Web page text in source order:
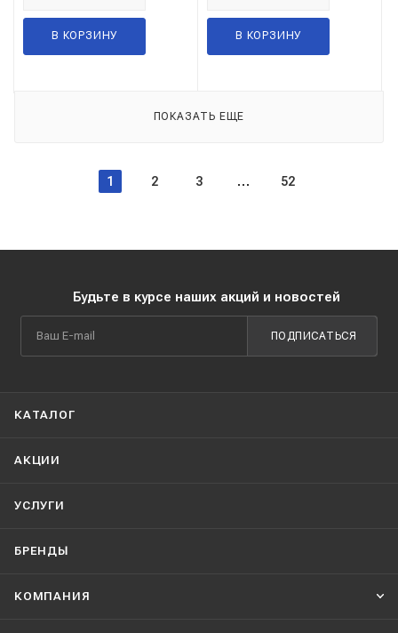
В КОРЗИНУ В КОРЗИНУ
ПОКАЗАТЬ ЕЩЕ
1 2 3 52
Будьте в курсе наших акций и новостей
ПОДПИСАТЬСЯ
КАТАЛОГ
АКЦИИ
УСЛУГИ
БРЕНДЫ
КОМПАНИЯ